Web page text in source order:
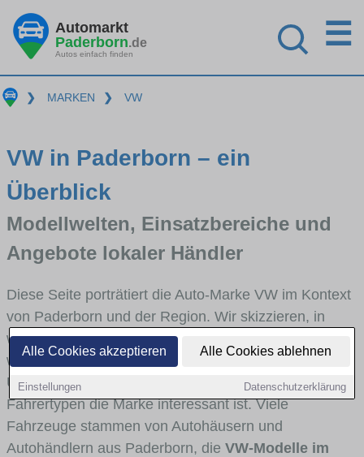
Alle Cookies akzeptieren Alle Cookies ablehnen
Einstellungen Datenschutzerklärung
Automarkt
Paderborn.de
Autos einfach finden
☰
❯ MARKEN ❯ VW
VW in Paderborn – ein
Überblick
Modellwelten, Einsatzbereiche und
Angebote lokaler Händler
Diese Seite porträtiert die Auto-Marke VW im Kontext
von Paderborn und der Region. Wir skizzieren, in
welchen Fahrzeugklassen VW stark vertreten ist,
welche Modellreihen häufig im Stadt- und
Umlandverkehr zu sehen sind und für welche
Fahrertypen die Marke interessant ist. Viele
Fahrzeuge stammen von Autohäusern und
Autohändlern aus Paderborn, die VW-Modelle im